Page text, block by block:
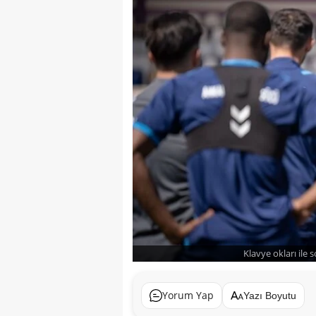
Klavye okları ile
Yorum Yap Yazı Boyutu